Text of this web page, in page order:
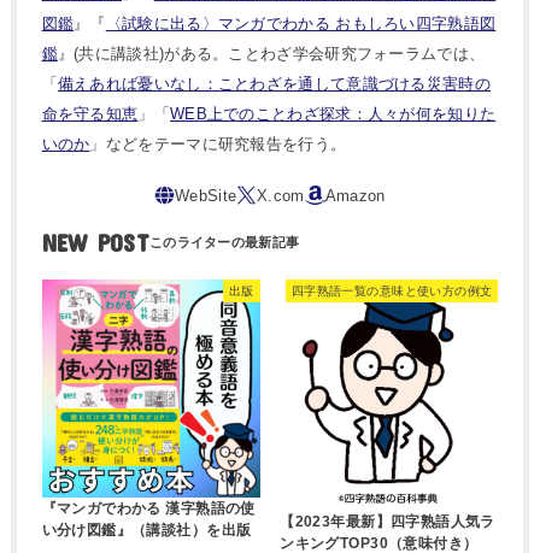
図鑑』『
〈試験に出る〉マンガでわかる おもしろい四字熟語図
鑑』(共に講談社)がある。ことわざ学会研究フォーラムでは、
「 備えあれば憂いなし：ことわざを通して意識づける災害時の
命を守る知恵 」「 WEB上でのことわざ探求：人々が何を知りた
いのか 」などをテーマに研究報告を行う。
NEW POST
出版
『マンガでわかる 漢字熟語の使
い分け図鑑』（講談社）を出版
四字熟語一覧の意味と使い方の例文
【2023年最新】四字熟語人気ラ
ンキングTOP30（意味付き）